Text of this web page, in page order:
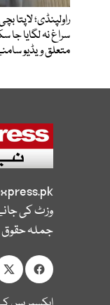
راولپنڈی؛ لاپتا
سراغ نہ لگایا جا
متعلق ویڈیو
وزٹ کی
جملہ حقوق